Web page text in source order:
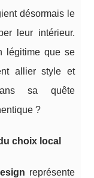
désormais le
leur intérieur.
légitime que se
allier style et
sa quête
?
choix local
représente